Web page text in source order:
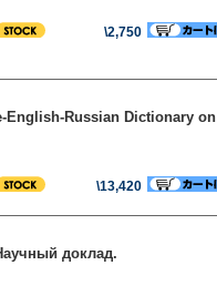
\2,750
English-Russian Dictionary on
\13,420
доклад.